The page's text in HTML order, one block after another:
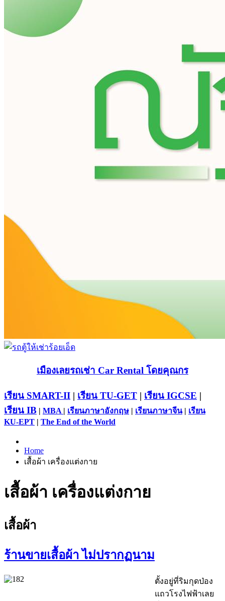
เมืองเลยรถเช่า Car Rental โดยคุณกร
เรียน SMART-II | เรียน TU-GET | เรียน IGCSE |
เรียน IB | MBA | เรียนภาษาอังกฤษ | เรียนภาษาจีน| เรียน
KU-EPT | The End of the World
Home
เสื้อผ้า เครื่องแต่งกาย
เสื้อผ้า เครื่องแต่งกาย
เสื้อผ้า
ร้านขายเสื้อผ้า ไม่ปรากฏนาม
ตั้งอยู่ที่ริมกุดป่อง
แถวโรงไฟฟ้าเลย